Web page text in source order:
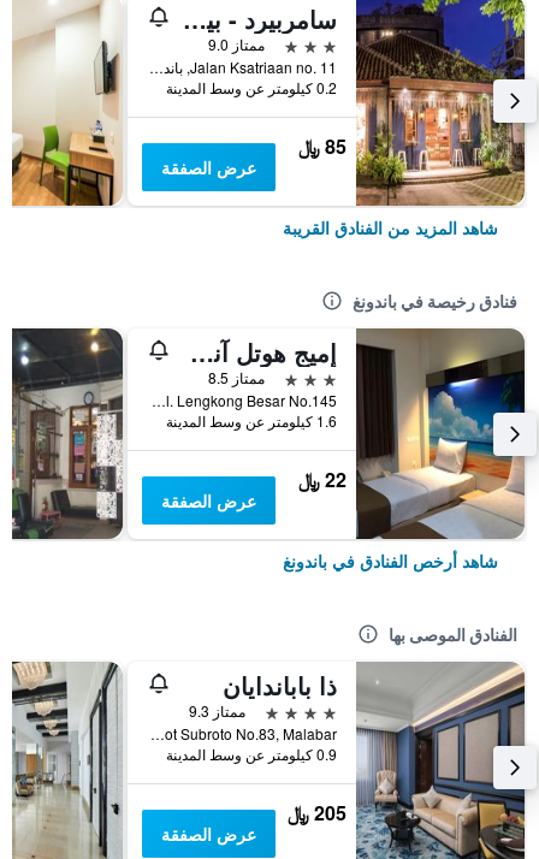
سامربيرد - بيد آند براسيري
3 نجوم
ممتاز 9.0
Jalan Ksatriaan no. 11, باندونغ, إندونيسيا
0.2 كيلومتر عن وسط المدينة
85 ﷼
عرض الصفقة
شاهد المزيد من الفنادق القريبة
فنادق رخيصة في باندونغ
إميج هوتل آند ريستو
3 نجوم
ممتاز 8.5
Jl. Lengkong Besar No.145, باندونغ, إندونيسيا
1.6 كيلومتر عن وسط المدينة
22 ﷼
عرض الصفقة
شاهد أرخص الفنادق في باندونغ
الفنادق الموصى بها
ذا باباندايان
4 نجوم
ممتاز 9.3
Jl. Jendral Gatot Subroto No.83, Malabar, باندونغ, إندونيسيا
0.9 كيلومتر عن وسط المدينة
205 ﷼
عرض الصفقة